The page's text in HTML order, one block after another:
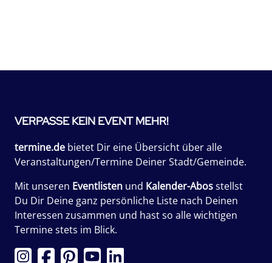
VERPASSE KEIN EVENT MEHR!
termine.de bietet Dir eine Übersicht über alle
Veranstaltungen/Termine Deiner Stadt/Gemeinde.
Mit unseren Eventlisten und Kalender-Abosstellst
Du Dir Deine ganz persönliche Liste nach Deinen
Interessen zusammen und hast so alle wichtigen
Termine stets im Blick.